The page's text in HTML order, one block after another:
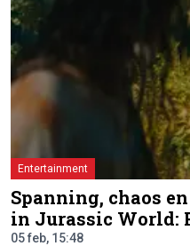
Entertainment
Spanning, chaos
in Jurassic World:
05 feb, 15:48